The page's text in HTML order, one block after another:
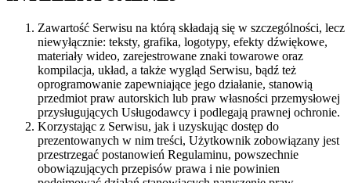
Zawartość Serwisu na którą składają się w szczególności, lecz
niewyłącznie: teksty, grafika, logotypy, efekty dźwiękowe,
materiały wideo, zarejestrowane znaki towarowe oraz
kompilacja, układ, a także wygląd Serwisu, bądź też
oprogramowanie zapewniające jego działanie, stanowią
przedmiot praw autorskich lub praw własności przemysłowej
przysługujących Usługodawcy i podlegają prawnej ochronie.
Korzystając z Serwisu, jak i uzyskując dostęp do
prezentowanych w nim treści, Użytkownik zobowiązany jest
przestrzegać postanowień Regulaminu, powszechnie
obowiązujących przepisów prawa i nie powinien